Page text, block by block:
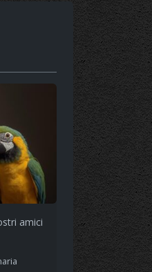
amici